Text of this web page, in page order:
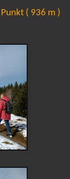
( 936 m )